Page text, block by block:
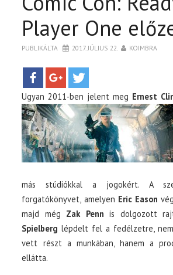
PÓLÓ RENDELÉS
Player One
PUBLIKÁLTA 2017. JÚLIUS 22. KOIMBRA
Ugyan 2011-ben jelent meg Ernest
más stúdiókkal a jogokért. A
forgatókönyvet, amelyen Eric Eason
majd még Zak Penn is dolgozott
Spielberg lépdelt fel a fedélzetre,
vett részt a munkában, hanem a
ellátta.